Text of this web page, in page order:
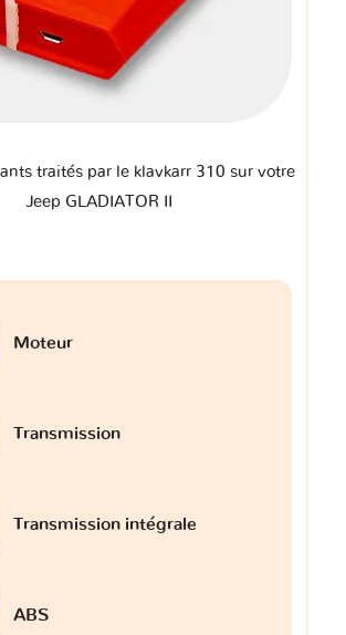
traités par le klavkarr 310 sur votre
Jeep GLADIATOR II
Moteur
Transmission
Transmission intégrale
ABS